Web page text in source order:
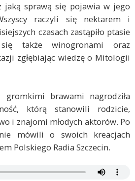
sprawą się pojawia w jego
raczyli się nektarem i
czasach zastąpiło ptasie
także winogronami oraz
zgłębiając wiedzę o Mitologii
gromkimi brawami nagrodziła
którą stanowili rodzicie,
i znajomi młodych aktorów. Po
mówili o swoich kreacjach
Polskiego Radia Szczecin.